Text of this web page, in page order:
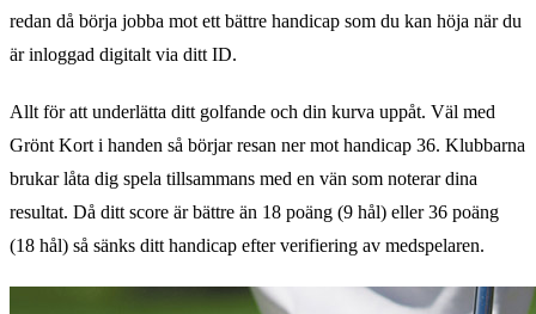
redan då börja jobba mot ett bättre handicap som du kan höja när du
är inloggad digitalt via ditt ID.
Allt för att underlätta ditt golfande och din kurva uppåt. Väl med
Grönt Kort i handen så börjar resan ner mot handicap 36. Klubbarna
brukar låta dig spela tillsammans med en vän som noterar dina
resultat. Då ditt score är bättre än 18 poäng (9 hål) eller 36 poäng
(18 hål) så sänks ditt handicap efter verifiering av medspelaren.